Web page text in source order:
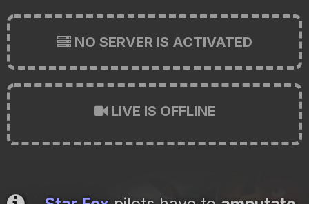
NO SERVER IS ACTIVATED
LIVE IS OFFLINE